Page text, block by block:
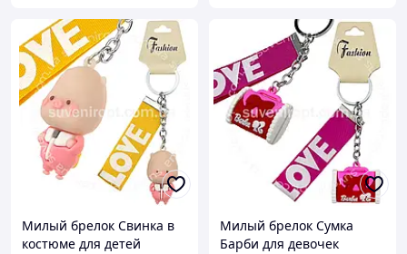
Милый брелок Свинка в
костюме для детей
Милый брелок Сумка
Барби для девочек